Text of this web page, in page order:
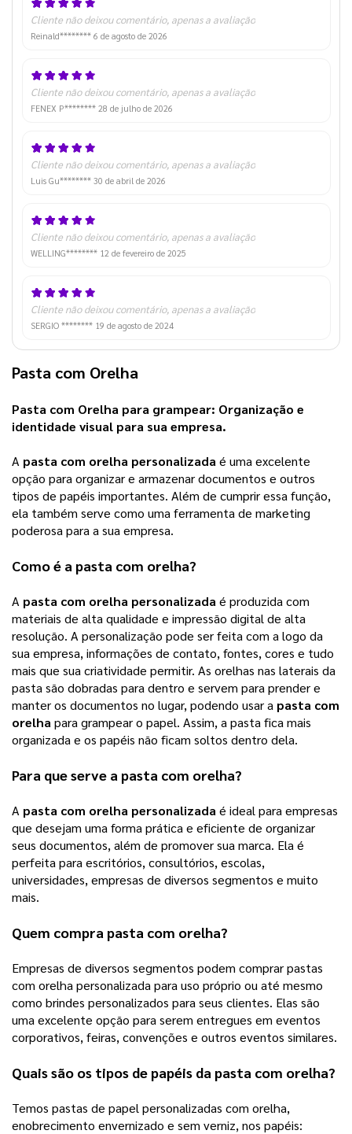
Cliente não deixou comentário, apenas a avaliação
Reinald******** 6 de agosto de 2026
Cliente não deixou comentário, apenas a avaliação
FENEX P******** 28 de julho de 2026
Cliente não deixou comentário, apenas a avaliação
Luis Gu******** 30 de abril de 2026
Cliente não deixou comentário, apenas a avaliação
WELLING******** 12 de fevereiro de 2025
Cliente não deixou comentário, apenas a avaliação
SERGIO ******** 19 de agosto de 2024
Pasta com Orelha
Pasta com Orelha para grampear: Organização e
identidade visual para sua empresa.
A pasta com orelha personalizada é uma excelente
opção para organizar e armazenar documentos e outros
tipos de papéis importantes. Além de cumprir essa função,
ela também serve como uma ferramenta de marketing
poderosa para a sua empresa.
Como é a pasta com orelha?
A pasta com orelha personalizada é produzida com
materiais de alta qualidade e impressão digital de alta
resolução. A personalização pode ser feita com a logo da
sua empresa, informações de contato, fontes, cores e tudo
mais que sua criatividade permitir. As orelhas nas laterais da
pasta são dobradas para dentro e servem para prender e
manter os documentos no lugar, podendo usar a pasta com
orelha para grampear o papel. Assim, a pasta fica mais
organizada e os papéis não ficam soltos dentro dela.
Para que serve a pasta com orelha?
A pasta com orelha personalizada é ideal para empresas
que desejam uma forma prática e eficiente de organizar
seus documentos, além de promover sua marca. Ela é
perfeita para escritórios, consultórios, escolas,
universidades, empresas de diversos segmentos e muito
mais.
Quem compra pasta com orelha?
Empresas de diversos segmentos podem comprar pastas
com orelha personalizada para uso próprio ou até mesmo
como brindes personalizados para seus clientes. Elas são
uma excelente opção para serem entregues em eventos
corporativos, feiras, convenções e outros eventos similares.
Quais são os tipos de papéis da pasta com orelha?
Temos pastas de papel personalizadas com orelha,
enobrecimento envernizado e sem verniz, nos papéis: